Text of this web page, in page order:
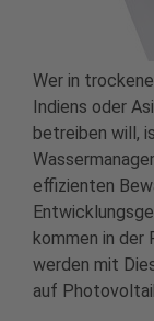
Wer in
Indiens oder
betreiben will,
effizienten
kommen in der
werden mit
auf